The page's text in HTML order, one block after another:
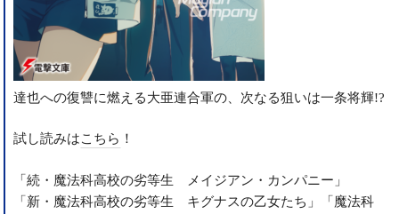
達也への復讐に燃える大亜連合軍の、次なる狙いは一条将輝!?
試し読みはこちら ！
「続・魔法科高校の劣等生 メイジアン・カンパニー」
「新・魔法科高校の劣等生 キグナスの乙女たち」「魔法科